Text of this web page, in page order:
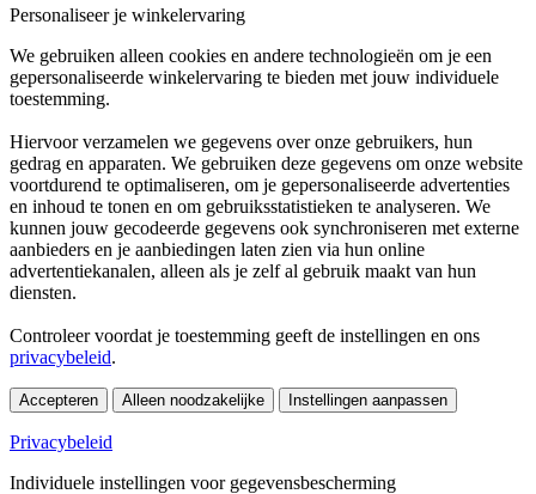
Personaliseer je winkelervaring
We gebruiken alleen cookies en andere technologieën om je een
gepersonaliseerde winkelervaring te bieden met jouw individuele
toestemming.
Hiervoor verzamelen we gegevens over onze gebruikers, hun
gedrag en apparaten. We gebruiken deze gegevens om onze website
voortdurend te optimaliseren, om je gepersonaliseerde advertenties
en inhoud te tonen en om gebruiksstatistieken te analyseren. We
kunnen jouw gecodeerde gegevens ook synchroniseren met externe
aanbieders en je aanbiedingen laten zien via hun online
advertentiekanalen, alleen als je zelf al gebruik maakt van hun
diensten.
Controleer voordat je toestemming geeft de instellingen en ons
privacybeleid.
Accepteren Alleen noodzakelijke Instellingen aanpassen
Privacybeleid
Individuele instellingen voor gegevensbescherming